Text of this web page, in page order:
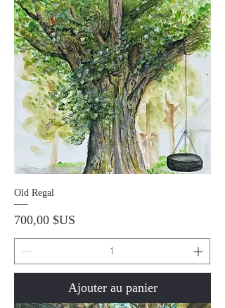
Old Regal
Prix
700,00 $US
Ajouter au panier